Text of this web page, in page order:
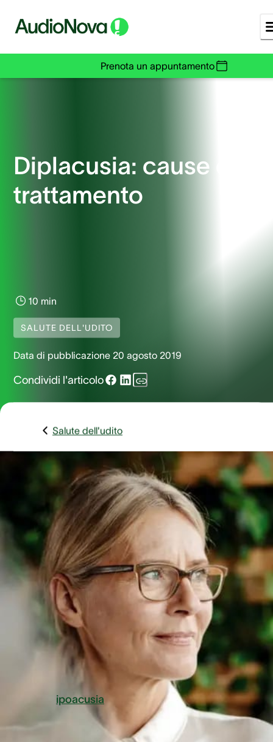
Prenota un appuntamento
Diplacusia: cause e
trattamento
10 min
SALUTE DELL'UDITO
Data di pubblicazione 20 agosto 2019
Condividi l'articolo
Salute dell'udito
Sebbene noi esseri umani siamo fortemente legati
nostra capacità visiva, ci affidiamo al nostro sistema
uditivo per diversi motivi. Dipendiamo dal nostro
per comunicare, ascoltare musica, partecipare alla
sociale e tanto altro. La nostra dipendenza al senso
dell’udito spiega il perché un problema nel capire o
distinguere i suoni possa essere socialmente più
debilitante della cecità.
Che cos’è la diplacusia?
La diplacusia, anche nota come doppio udito, è una
ipoacusia che implica sentire lo stesso
modo diverso dalle due orecchie. Il cervello è l'organo
che si occupa di interpretare gli impulsi sonori